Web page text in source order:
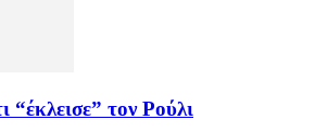
τον Ρούλι